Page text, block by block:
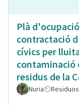
Plà
contractació
cívics per
contaminació
residus de la
Nuria